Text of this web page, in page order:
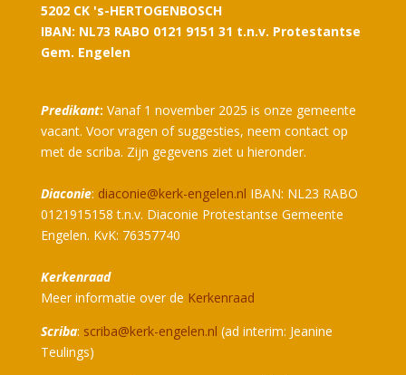
5202 CK 's-HERTOGENBOSCH
IBAN: NL73 RABO 0121 9151 31 t.n.v. Protestantse
Gem. Engelen
Predikant: Vanaf 1 november 2025 is onze gemeente
vacant. Voor vragen of suggesties, neem contact op
met de scriba. Zijn gegevens ziet u hieronder.
Diaconie: diaconie@kerk-engelen.nl IBAN: NL23 RABO
0121915158 t.n.v. Diaconie Protestantse Gemeente
Engelen. KvK: 76357740
Kerkenraad
Meer informatie over de Kerkenraad
Scriba: scriba@kerk-engelen.nl (ad interim: Jeanine
Teulings)